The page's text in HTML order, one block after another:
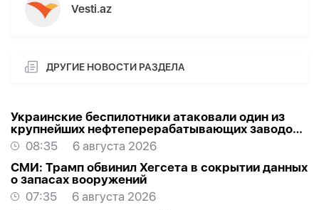
Vesti.az
ДРУГИЕ НОВОСТИ РАЗДЕЛА
Украинские беспилотники атаковали один из
крупнейших нефтеперерабатывающих заводов
России в Ярославской области
08:35
6 августа 2026
СМИ: Трамп обвинил Хегсета в сокрытии данных
о запасах вооружений
07:35
6 августа 2026